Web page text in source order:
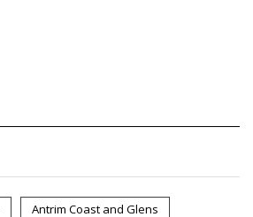
Antrim Coast and Glens